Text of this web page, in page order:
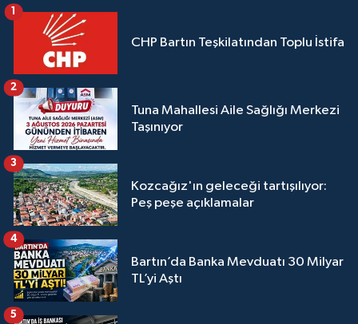
CHP Bartın Teşkilatından Toplu İstifa
1
Tuna Mahallesi Aile Sağlığı Merkezi
Taşınıyor
2
Kozcağız'ın geleceği tartışılıyor:
Peş peşe açıklamalar
3
Bartın’da Banka Mevduatı 30 Milyar
TL’yi Aştı
4
5